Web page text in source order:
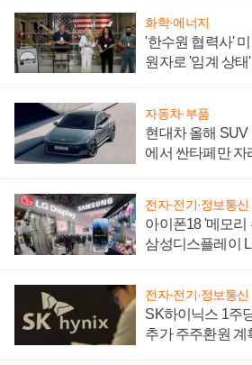
화학·에너지
'한수원 협력사'
원자로 '임계 상
자동차·부품
현대차 올해
에서 싼타페만 자
전자·전기·정보통신
아이폰18 '메모리
삼성디스플레이
전자·전기·정보통신
SK하이닉스 1주
추가 주주환원 계